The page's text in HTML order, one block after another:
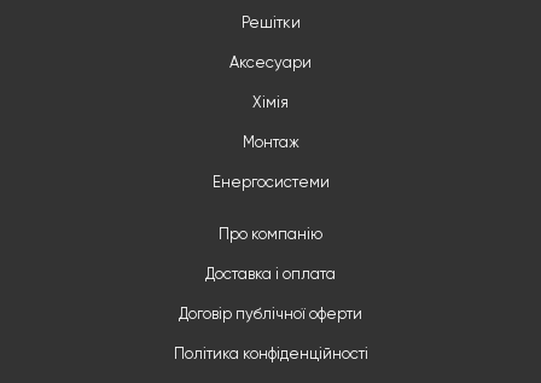
Решітки
Аксесуари
Хімія
Монтаж
Енергосистеми
Про компанію
Доставка і оплата
Договір публічної оферти
Політика конфіденційності